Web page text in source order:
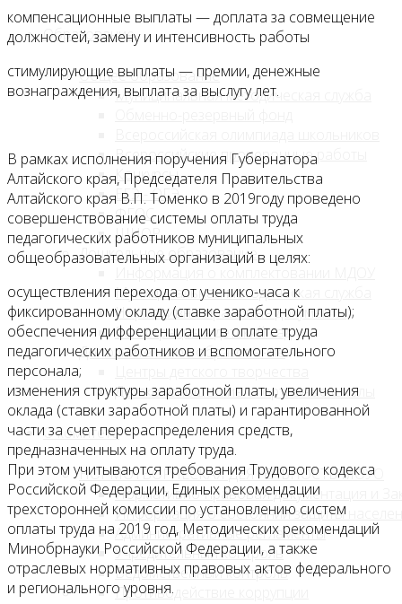
Образование
Общее образование
Муниципальная методическая служба
Всероссийские проверочные работы
Конкурсы
ЕГЭ - ОГЭ
ФГОС
ШНОР
Дошкольное образование
Информация о комплектовании МДОУ
Муниципальная методическая служба
Нормативно-правовые документы
Регистрация в детский сад
Дополнительное образование
Детско-юношеские спортивные школы
О комитете
НОРМОТВОРЧЕСКАЯ ДЕЯТЕЛЬНОСТЬ МОУО
Нормативно-правовая документация и
Информация о состоянии защиты
Административные регламенты
Учредительный контроль
Ведомственный контроль
Противодействие коррупции
компенсационные выплаты — доплата за совмещение
должностей, замену и интенсивность работы
стимулирующие выплаты — премии, денежные
вознаграждения, выплата за выслугу лет.
В рамках исполнения поручения Губернатора
Алтайского края, Председателя Правительства
Алтайского края В.П. Томенко в 2019году проведено
совершенствование системы оплаты труда
педагогических работников муниципальных
общеобразовательных организаций в целях:
осуществления перехода от ученико-часа к
фиксированному окладу (ставке заработной платы);
обеспечения дифференциации в оплате труда
педагогических работников и вспомогательного
персонала;
изменения структуры заработной платы, увеличения
оклада (ставки заработной платы) и гарантированной
части за счет перераспределения средств,
предназначенных на оплату труда.
При этом учитываются требования Трудового кодекса
Российской Федерации, Единых рекомендации
трехсторонней комиссии по установлению систем
оплаты труда на 2019 год, Методических рекомендаций
Минобрнауки Российской Федерации, а также
отраслевых нормативных правовых актов федерального
и регионального уровня.